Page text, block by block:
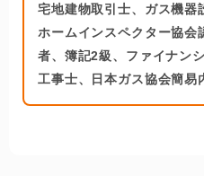
宅地建物取引士、ガス機器
ホームインスペクター協会
者、簿記2級、ファイナン
工事士、日本ガス協会簡易